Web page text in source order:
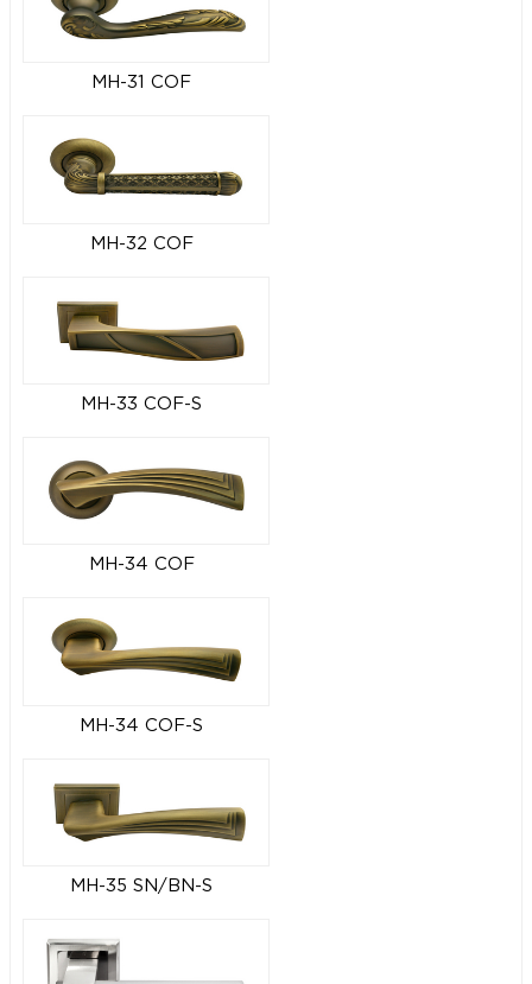
MH-31 COF
MH-32 COF
MH-33 COF-S
MH-34 COF
MH-34 COF-S
MH-35 SN/BN-S